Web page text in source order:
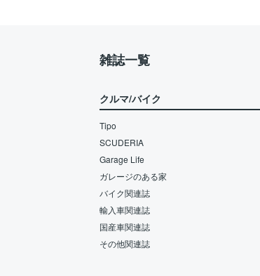
雑誌一覧
クルマ/バイク
Tipo
SCUDERIA
Garage Life
ガレージのある家
バイク関連誌
輸入車関連誌
国産車関連誌
その他関連誌